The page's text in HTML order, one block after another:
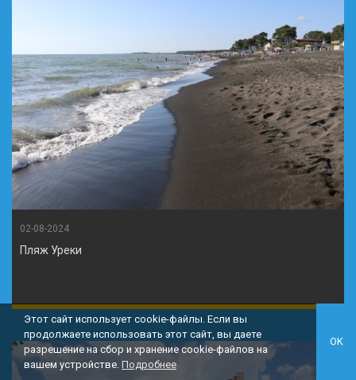
02-08-2024
Пляж Уреки
Этот сайт использует cookie-файлы. Если вы
продолжаете использовать этот сайт, вы даете
разрешение на сбор и хранение cookie-файлов на
вашем устройстве. Подробнее
OK